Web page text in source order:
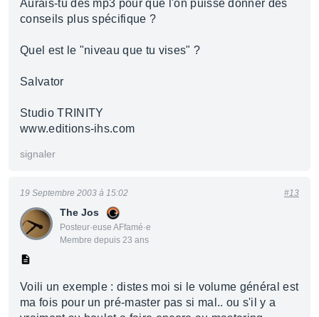
Aurais-tu des mp3 pour que l'on puisse donner des
conseils plus spécifique ?
Quel est le "niveau que tu vises" ?
Salvator
Studio TRINITY
www.editions-ihs.com
signaler
The Jos
Posteur·euse AFfamé·e
Membre depuis 23 ans
19 Septembre 2003 à 15:02 #13
Voili un exemple : distes moi si le volume général est
ma fois pour un pré-master pas si mal.. ou s'il y a